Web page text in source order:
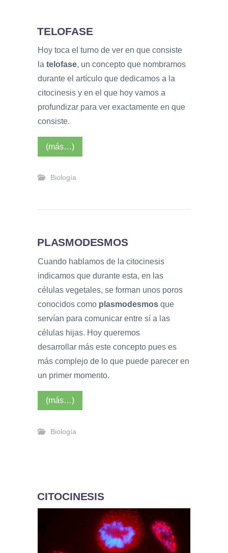
TELOFASE
Hoy toca el turno de ver en que consiste
la telofase, un concepto que nombramos
durante el artículo que dedicamos a la
citocinesis y en el que hoy vamos a
profundizar para ver exactamente en que
consiste.
(más…)
Biología
PLASMODESMOS
Cuando hablamos de la citocinesis
indicamos que durante esta, en las
células vegetales, se forman unos poros
conocidos como plasmodesmos que
servían para comunicar entre sí a las
células hijas. Hoy queremos
desarrollar más este concepto pues es
más complejo de lo que puede parecer en
un primer momento.
(más…)
Biología
CITOCINESIS